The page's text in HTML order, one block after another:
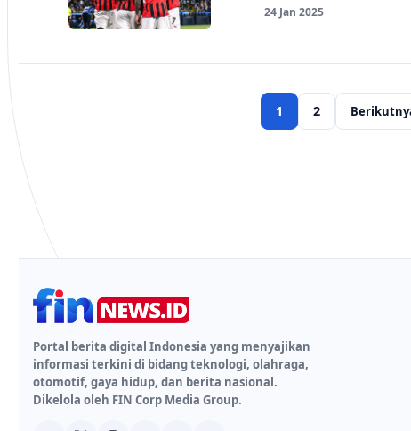
24 Jan 2025
1 2
Portal berita digital Indonesia yang menyajikan
informasi terkini di bidang teknologi, olahraga,
otomotif, gaya hidup, dan berita nasional.
Dikelola oleh FIN Corp Media Group.